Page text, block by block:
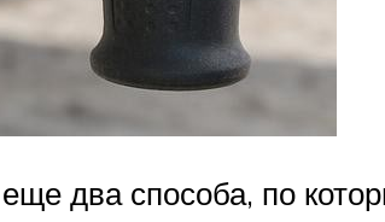
два способа, по